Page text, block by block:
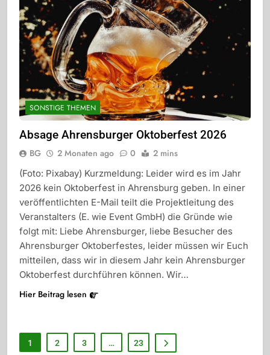
SONSTIGE THEMEN
Absage Ahrensburger Oktoberfest 2026
BG 2 Monaten ago 0 2 mins
(Foto: Pixabay) Kurzmeldung: Leider wird es im Jahr
2026 kein Oktoberfest in Ahrensburg geben. In einer
veröffentlichten E-Mail teilt die Projektleitung des
Veranstalters (E. wie Event GmbH) die Gründe wie
folgt mit: Liebe Ahrensburger, liebe Besucher des
Ahrensburger Oktoberfestes, leider müssen wir Euch
mitteilen, dass wir in diesem Jahr kein Ahrensburger
Oktoberfest durchführen können. Wir…
Hier Beitrag lesen
1 2 3 … 23